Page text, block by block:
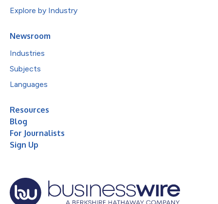
Explore by Industry
Newsroom
Industries
Subjects
Languages
Resources
Blog
For Journalists
Sign Up